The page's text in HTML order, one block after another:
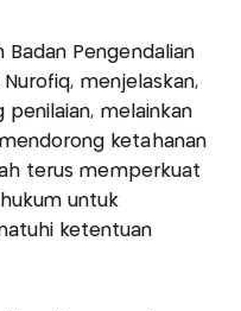
Badan Pengendalian
Nurofiq, menjelaskan,
penilaian, melainkan
ketahanan
terus memperkuat
untuk
ketentuan